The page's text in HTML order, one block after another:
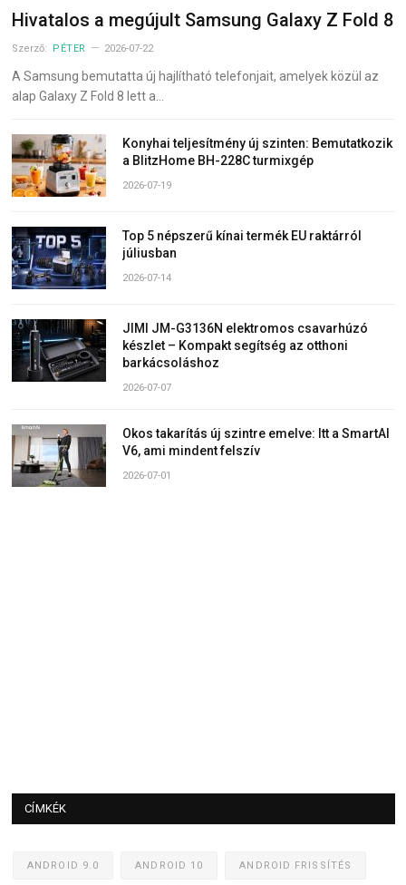
Hivatalos a megújult Samsung Galaxy Z Fold 8
Szerző: PÉTER 2026-07-22
A Samsung bemutatta új hajlítható telefonjait, amelyek közül az
alap Galaxy Z Fold 8 lett a…
Konyhai teljesítmény új szinten: Bemutatkozik
a BlitzHome BH-228C turmixgép
2026-07-19
Top 5 népszerű kínai termék EU raktárról
júliusban
2026-07-14
JIMI JM-G3136N elektromos csavarhúzó
készlet – Kompakt segítség az otthoni
barkácsoláshoz
2026-07-07
Okos takarítás új szintre emelve: Itt a SmartAI
V6, ami mindent felszív
2026-07-01
CÍMKÉK
ANDROID 9.0 ANDROID 10 ANDROID FRISSÍTÉS